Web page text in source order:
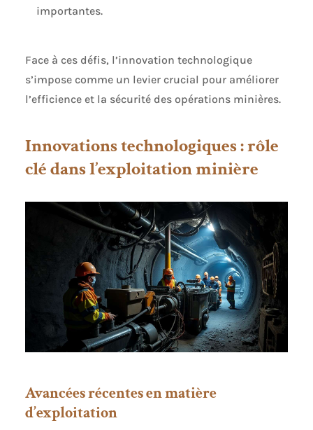
importantes.
Face à ces défis, l’innovation technologique
s’impose comme un levier crucial pour améliorer
l’efficience et la sécurité des opérations minières.
Innovations technologiques : rôle
clé dans l’exploitation minière
Avancées récentes en matière
d’exploitation